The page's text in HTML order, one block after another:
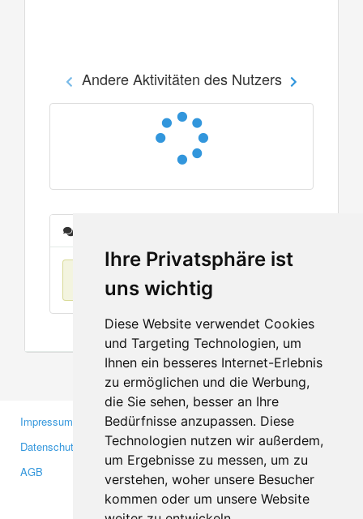
Ihre Privatsphäre ist
uns wichtig
Diese Website verwendet Cookies
und Targeting Technologien, um
Ihnen ein besseres Internet-Erlebnis
zu ermöglichen und die Werbung,
die Sie sehen, besser an Ihre
Bedürfnisse anzupassen. Diese
Technologien nutzen wir außerdem,
um Ergebnisse zu messen, um zu
verstehen, woher unsere Besucher
kommen oder um unsere Website
Andere Aktivitäten des Nutzers
Keine Einträge
Impressum
Datenschutzerklärung
AGB
Gewerbetreibende
Investoren
Medien